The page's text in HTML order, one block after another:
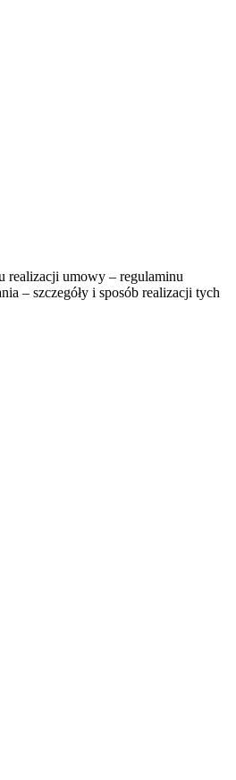
realizacji umowy – regulaminu
– szczegóły i sposób realizacji tych